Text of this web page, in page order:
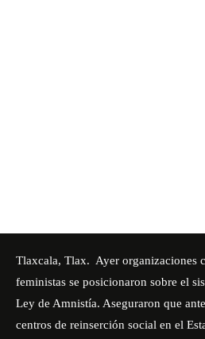
Tlaxcala, Tlax. Ayer organizaciones
feministas se posicionaron sobre el
Ley de Amnistía. Aseguraron que
centros de reinserción social en el